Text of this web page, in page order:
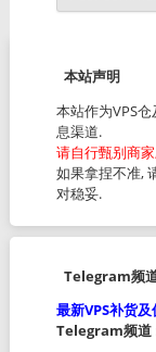
本站声明
本站作为VPS
息渠道.
请自行甄别商
如果拿捏不准,
对稳妥.
Telegram频
最新VPS补货
Telegram频道